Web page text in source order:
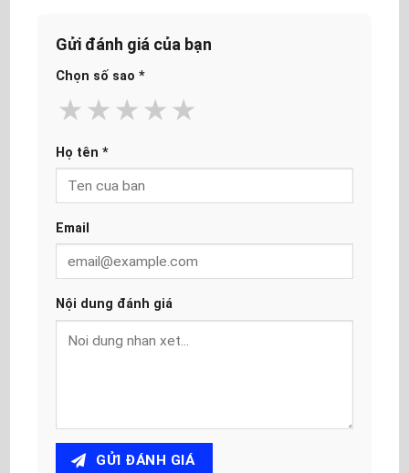
Gửi đánh giá của bạn
Chọn số sao *
★
★
★
★
★
Họ tên *
Email
Nội dung đánh giá
GỬI ĐÁNH GIÁ